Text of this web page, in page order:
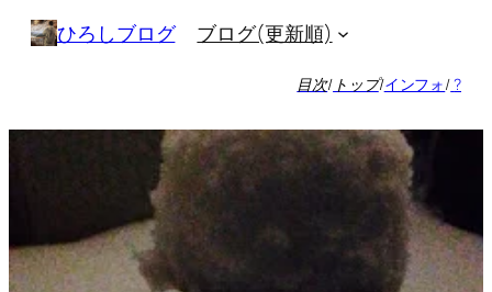
キ
ひろしブログ ブログ(更新順)
目次/ トップ/インフォ/?